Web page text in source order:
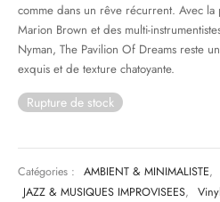
comme dans un rêve récurrent. Avec
Marion Brown et des multi-
Nyman, The Pavilion Of Dreams reste
exquis et de texture chatoyante.
Rupture de stock
Catégories : AMBIENT & MINIMALISTE,
JAZZ & MUSIQUES IMPROVISEES,
DAY 2025